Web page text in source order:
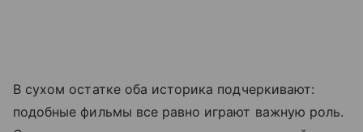
В сухом остатке оба историка подчеркивают:
подобные фильмы все равно играют важную роль.